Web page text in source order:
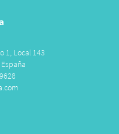
1, Local 143